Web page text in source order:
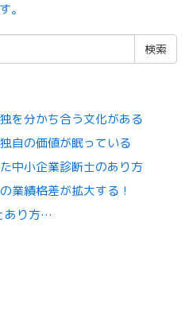
。
を分かち合う文化がある
自の価値が眠っている
中小企業診断士のあり方
業績格差が拡大する！
あり方…